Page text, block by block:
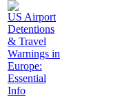
US Airport
Detentions
& Travel
Warnings in
Europe:
Essential
Info